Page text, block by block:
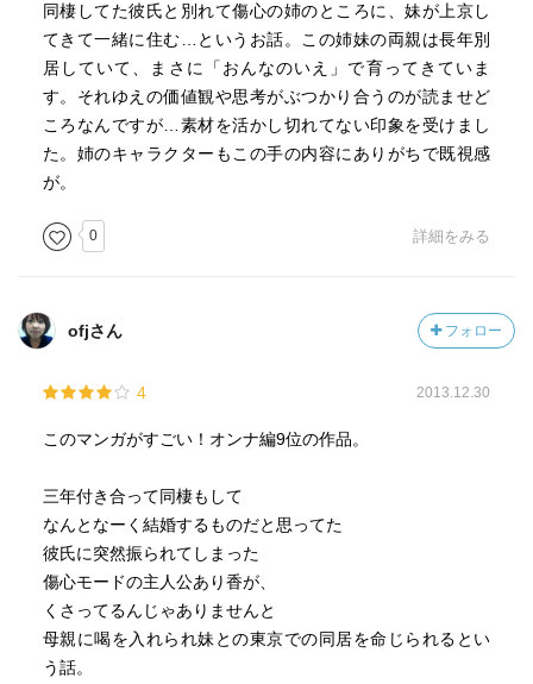
同棲してた彼氏と別れて傷心の姉のところに、妹が上京し
てきて一緒に住む…というお話。この姉妹の両親は長年別
居していて、まさに「おんなのいえ」で育ってきていま
す。それゆえの価値観や思考がぶつかり合うのが読ませど
ころなんですが…素材を活かし切れてない印象を受けまし
た。姉のキャラクターもこの手の内容にありがちで既視感
が。
0 詳細をみる
ofjさん フォロー
4 2013.12.30
このマンガがすごい！オンナ編9位の作品。
三年付き合って同棲もして
なんとなーく結婚するものだと思ってた
彼氏に突然振られてしまった
傷心モードの主人公あり香が、
くさってるんじゃありませんと
母親に喝を入れられ妹との東京での同居を命じられるとい
う話。